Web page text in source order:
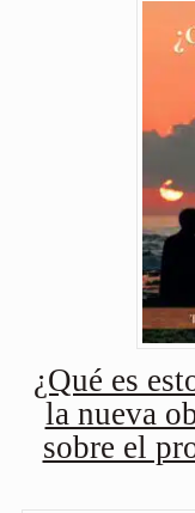
¿Qué es
la nueva
sobre el